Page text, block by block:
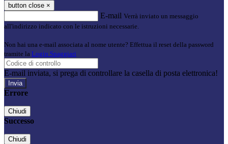
button close ×
E-mail Verrà inviato un messaggio
all'indirizzo indicato con le istruzioni necessarie.
Non hai una e-mail associata al nome utente? Effettua il reset della password
tramite la Login Spaggiari
E-mail inviata, si prega di controllare la casella di posta elettronica!
Errore
Chiudi
Successo
Chiudi